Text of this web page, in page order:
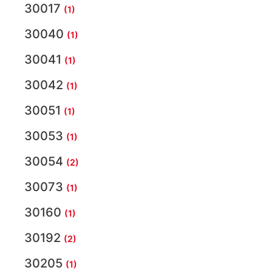
30017 (1)
30040 (1)
30041 (1)
30042 (1)
30051 (1)
30053 (1)
30054 (2)
30073 (1)
30160 (1)
30192 (2)
30205 (1)